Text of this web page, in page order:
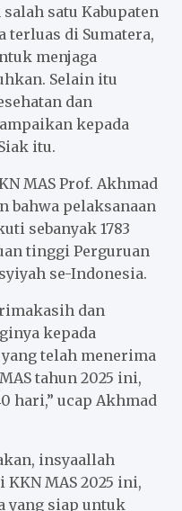
satu Kabupaten
di Sumatera,
menjaga
Selain itu
dan
kepada
itu.
MAS Prof. Akhmad
bahwa pelaksanaan
sebanyak 1783
tinggi Perguruan
se-Indonesia.
dan
kepada
telah menerima
tahun 2025 ini,
hari,” ucap Akhmad
insyaallah
MAS 2025 ini,
yang siap untuk